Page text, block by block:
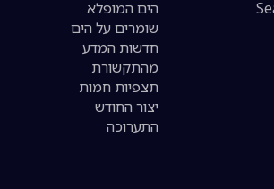
הים המופלא
שומרים על הים
חדשות המדע
מהתקשורת
תצפיות חמות
יצור החודש
התערוכה